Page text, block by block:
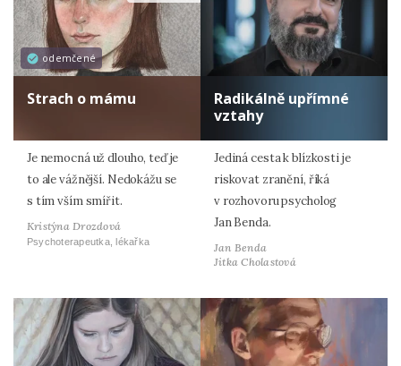
odemčené
Strach o mámu
Je nemocná už dlouho, teď je
to ale vážnější. Nedokážu se
s tím vším smířit.
Kristýna Drozdová
Psychoterapeutka, lékařka
Radikálně upřímné
vztahy
Jediná cesta k blízkosti je
riskovat zranění, říká
v rozhovoru psycholog
Jan Benda.
Jan Benda
Jitka Cholastová